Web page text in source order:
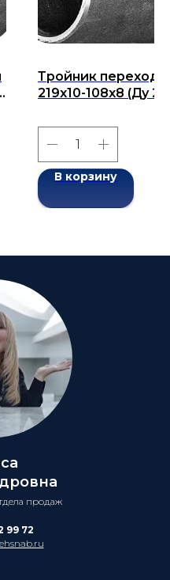
Тройник
219x10-108x8 (Ду
2001
В корзину
продаж
99 72